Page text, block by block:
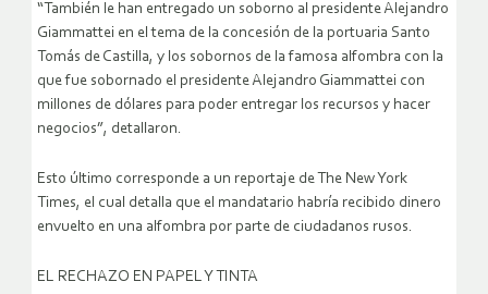
“También le han entregado un soborno al presidente Alejandro
Giammattei en el tema de la concesión de la portuaria Santo
Tomás de Castilla, y los sobornos de la famosa alfombra con la
que fue sobornado el presidente Alejandro Giammattei con
millones de dólares para poder entregar los recursos y hacer
negocios”, detallaron.
Esto último corresponde a un reportaje de The New York
Times, el cual detalla que el mandatario habría recibido dinero
envuelto en una alfombra por parte de ciudadanos rusos.
EL RECHAZO EN PAPEL Y TINTA